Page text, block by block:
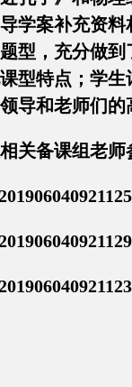
学案补充资
型，充分做
型特点；学
导和老师们的
备课组老师